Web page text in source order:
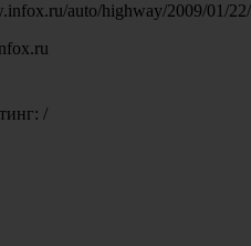
auto/highway/2009/01/
/